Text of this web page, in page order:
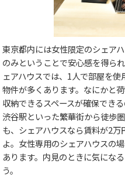
東京都内には女性限定のシェア
のみということで安心感を得ら
ェアハウスでは、1人で部屋を
物件が多くあります。なにかと
収納できるスペースが確保でき
渋谷駅といった繁華街から徒歩
も、シェアハウスなら賃料が2
よ。女性専用のシェアハウスの
あります。内見のときに気にな
う。